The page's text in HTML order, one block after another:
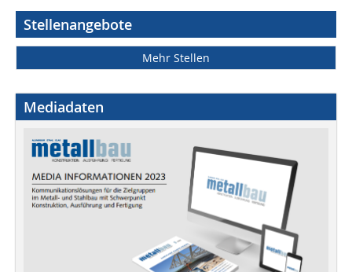
Stellenangebote
Mehr Stellen
Mediadaten